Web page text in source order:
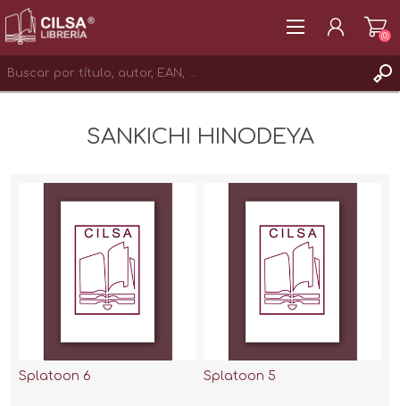
INICIAR SESIÓN
(0)
SANKICHI HINODEYA
Splatoon 6 Splatoon 5